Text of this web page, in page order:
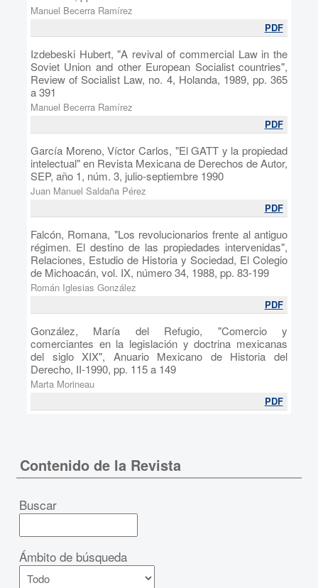
Manuel Becerra Ramírez
PDF
Izdebeski Hubert, "A revival of commercial Law in the
Soviet Union and other European Socialist countries",
Review of Socialist Law, no. 4, Holanda, 1989, pp. 365
a 391
Manuel Becerra Ramírez
PDF
García Moreno, Víctor Carlos, "El GATT y la propiedad
intelectual" en Revista Mexicana de Derechos de Autor,
SEP, año 1, núm. 3, julio-septiembre 1990
Juan Manuel Saldaña Pérez
PDF
Falcón, Romana, "Los revolucionarios frente al antiguo
régimen. El destino de las propiedades intervenidas",
Relaciones, Estudio de Historia y Sociedad, El Colegio
de Michoacán, vol. IX, número 34, 1988, pp. 83-199
Román Iglesias González
PDF
González, María del Refugio, "Comercio y
comerciantes en la legislación y doctrina mexicanas
del siglo XIX", Anuario Mexicano de Historia del
Derecho, II-1990, pp. 115 a 149
Marta Morineau
PDF
Contenido de la Revista
Buscar
Ámbito de búsqueda